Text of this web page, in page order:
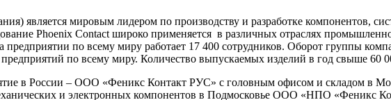
является мировым лидером по производству и разработке компонентов,
Phoenix Contact широко применяется в различных отраслях
по всему миру работает 17 400 сотрудников. Оборот группы
по всему миру. Количество выпускаемых изделий в год свыше 60
в России – ООО «Феникс Контакт РУС» с головным офисом и складом в
и электронных компонентов в Подмосковье ООО «НПО «Феникс